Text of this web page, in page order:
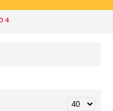
4